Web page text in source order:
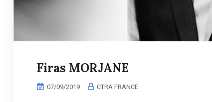
Firas MORJANE
07/09/2019 CTRA FRANCE